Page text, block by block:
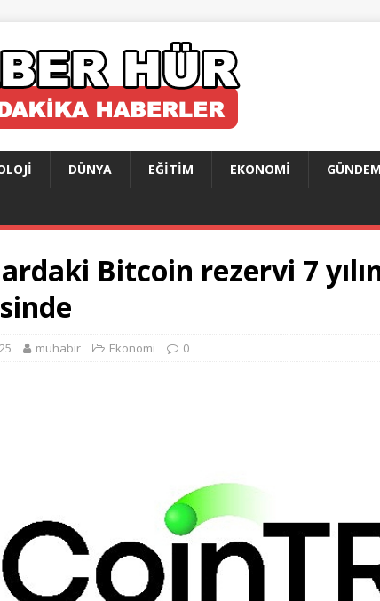
DÜNYA EĞITIM EKONOMI GÜNDEM
Bitcoin rezervi 7
muhabir Ekonomi 0